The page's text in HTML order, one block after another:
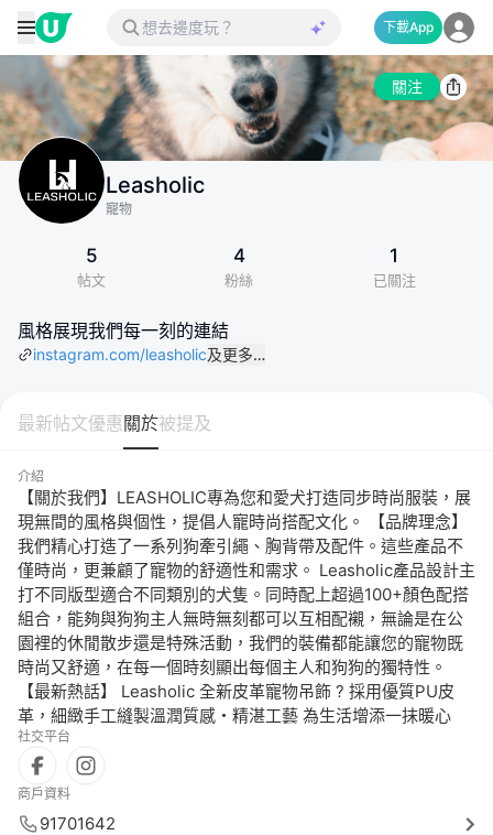
下載App
關注
Leasholic
寵物
5
帖文
4
粉絲
1
已關注
風格展現我們每一刻的連結
instagram.com/leasholic及更多…
最新帖文優惠關於被提及
介紹
【關於我們】LEASHOLIC專為您和愛犬打造同步時尚服裝，展
現無間的風格與個性，提倡人寵時尚搭配文化。 【品牌理念】
我們精心打造了一系列狗牽引繩、胸背帶及配件。這些產品不
僅時尚，更兼顧了寵物的舒適性和需求。 Leasholic產品設計主
打不同版型適合不同類別的犬隻。同時配上超過100+顏色配搭
組合，能夠與狗狗主人無時無刻都可以互相配襯，無論是在公
園裡的休閒散步還是特殊活動，我們的裝備都能讓您的寵物既
時尚又舒適，在每一個時刻顯出每個主人和狗狗的獨特性。
【最新熱話】 Leasholic 全新皮革寵物吊飾 ? 採用優質PU皮
革，細緻手工縫製溫潤質感・精湛工藝 為生活增添一抹暖心
社交平台
商戶資料
91701642